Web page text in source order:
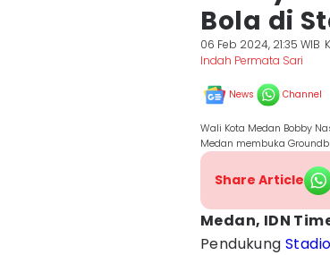
Bola di
06 Feb 2024, 21:35 WIB
Indah Permata Sari
News Channel
Wali Kota Medan Bobby
Medan membuka
Share Article
Medan, IDN
Pendukung